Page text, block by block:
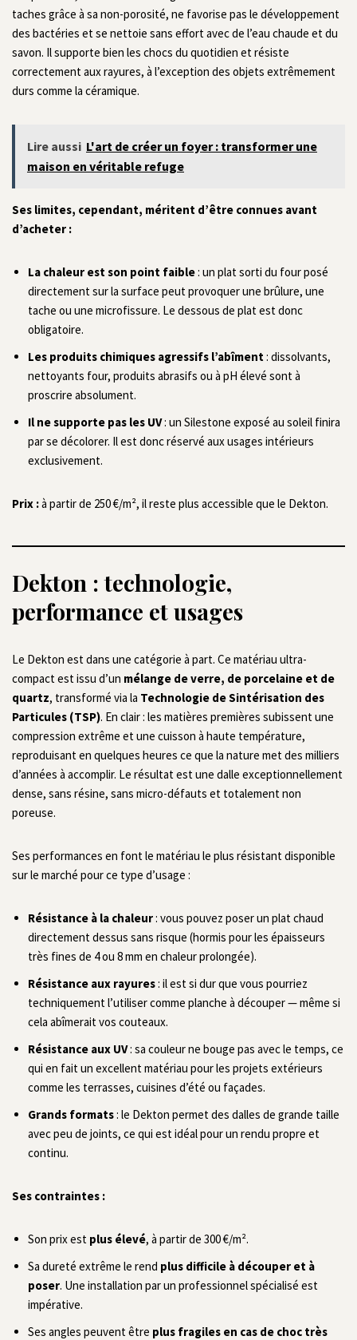
taches grâce à sa non-porosité, ne favorise pas le développement
des bactéries et se nettoie sans effort avec de l’eau chaude et du
savon. Il supporte bien les chocs du quotidien et résiste
correctement aux rayures, à l’exception des objets extrêmement
durs comme la céramique.
Lire aussi L'art de créer un foyer : transformer une
maison en véritable refuge
Ses limites, cependant, méritent d’être connues avant
d’acheter :
La chaleur est son point faible: un plat sorti du four posé
directement sur la surface peut provoquer une brûlure, une
tache ou une microfissure. Le dessous de plat est donc
obligatoire.
Les produits chimiques agressifs l’abîment : dissolvants,
nettoyants four, produits abrasifs ou à pH élevé sont à
proscrire absolument.
Il ne supporte pas les UV: un Silestone exposé au soleil finira
par se décolorer. Il est donc réservé aux usages intérieurs
exclusivement.
Prix :à partir de 250 €/m², il reste plus accessible que le Dekton.
Dekton : technologie,
performance et usages
Le Dekton est dans une catégorie à part. Ce matériau ultra-
compact est issu d’un mélange de verre, de porcelaine et de
quartz, transformé via la Technologie de Sintérisation des
Particules (TSP). En clair : les matières premières subissent une
compression extrême et une cuisson à haute température,
reproduisant en quelques heures ce que la nature met des milliers
d’années à accomplir. Le résultat est une dalle exceptionnellement
dense, sans résine, sans micro-défauts et totalement non
poreuse.
Ses performances en font le matériau le plus résistant disponible
sur le marché pour ce type d’usage :
Résistance à la chaleur: vous pouvez poser un plat chaud
directement dessus sans risque (hormis pour les épaisseurs
très fines de 4 ou 8 mm en chaleur prolongée).
Résistance aux rayures: il est si dur que vous pourriez
techniquement l’utiliser comme planche à découper — même si
cela abîmerait vos couteaux.
Résistance aux UV: sa couleur ne bouge pas avec le temps, ce
qui en fait un excellent matériau pour les projets extérieurs
comme les terrasses, cuisines d’été ou façades.
Grands formats: le Dekton permet des dalles de grande taille
avec peu de joints, ce qui est idéal pour un rendu propre et
continu.
Ses contraintes :
Son prix est plus élevé, à partir de 300 €/m².
Sa dureté extrême le rend plus difficile à découper et à
poser. Une installation par un professionnel spécialisé est
impérative.
Ses angles peuvent être plus fragiles en cas de choc très